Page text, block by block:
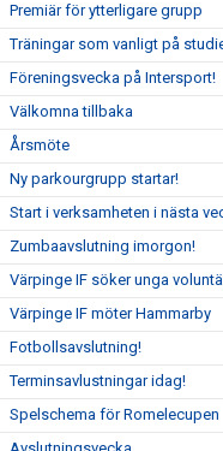
Premiär för ytterligare grupp
Träningar som vanligt på
Föreningsvecka på Intersport!
Välkomna tillbaka
Årsmöte
Ny parkourgrupp startar!
Start i verksamheten i nästa
Zumbaavslutning imorgon!
Värpinge IF söker unga
Värpinge IF möter Hammarby
Fotbollsavslutning!
Terminsavlustningar idag!
Spelschema för Romelecupen